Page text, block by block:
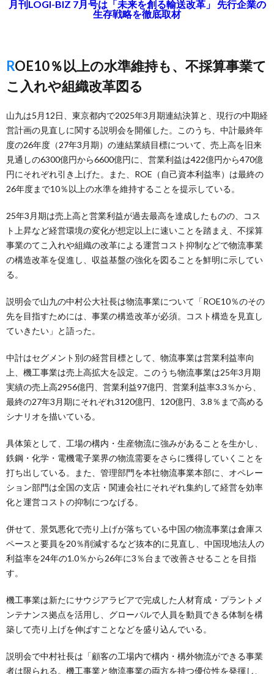
月刊LOGI-BIZ 7月号は「未来を創る輸送改革」 先行企業の
生存戦略を徹底取材
ROE10％以上の水準維持も、不採算事業て
こ入れや組織改革図る
山九は5月12日、東京都内で2025年3月期連結決算と、現行の中期経
営計画の見直しに関する説明会を開催した。このうち、中計最終年
度の26年度（27年3月期）の連結業績目標について、売上高を旧来
見通しの6300億円から6600億円に、営業利益は422億円から470億
円にそれぞれ引き上げた。また、ROE（自己資本利益率）は最終の
26年度まで10％以上の水準を維持することを提示している。
25年3月期は売上高と営業利益が過去最高を達成したものの、コス
ト上昇など経営環境の変化が想定以上に速いことを踏まえ、不採算
事業のてこ入れや組織の改革による運営コスト抑制などで物流事業
の構造改革を促進し、収益基盤の強化を図ることを鮮明に示してい
る。
説明会で山九の中村公大社長は物流事業について「ROE10％のその
先を目指すためには、事業の構造改革が必須。コスト構造を見直し
ていきたい」と語った。
中計はセグメント別の経営目標として、物流事業は営業利益率向
上、機工事業は売上高拡大を設定。このうち物流事業は25年3月期
実績の売上高2956億円、営業利益97億円、営業利益率3.3％から、
最終の27年3月期にそれぞれ3120億円、120億円、3.8％まで高める
シナリオを描いている。
具体策として、工場の構内・生産物流に強みがあることを生かし、
鉄鋼・化学・電機電子業界の物流需要をさらに獲得していくことを
打ち出している。また、管理部門を本社物流事業本部に、オペレー
ション部門は全国の支店・関連会社にそれぞれ集約して経営を効率
化と運営コストの抑制につなげる。
併せて、景気悪化で売り上げが落ちている中国の物流事業は倉庫ス
ペースと要員を20％削減するなど抜本的に見直し、中国現地法人の
利益率を24年の1.0％から26年に3％台まで改善させることを目指
す。
機工事業は新たにサウジアラビアで完成した人材育成・プラントメ
ンテナンス拠点を活用し、グローバルで人員を動員できる体制を構
築して売り上げを伸ばすことなどを盛り込んでいる。
説明会で中村社長は「顧客の工場内で構内・構外物流ができる事業
者は限られる。機工事業と物流事業の両方を持つ優位性を発揮し、